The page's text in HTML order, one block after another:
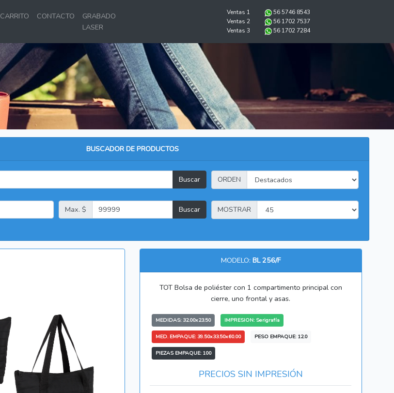
CARRITO CONTACTO
GRABADO
LASER
Ventas 1
56 5746 8543
Ventas 2
56 1702 7537
Ventas 3
56 1702 7284
BUSCADOR DE PRODUCTOS
Buscar ORDEN
Max. $ Buscar MOSTRAR
MODELO: BL 256/F
TOT Bolsa de poliéster con 1 compartimento principal con
cierre, uno frontal y asas.
MEDIDAS: 32.00x23.50 IMPRESION: Serigrafía
MED. EMPAQUE: 39.50x33.50x60.00 PESO EMPAQUE: 12.0
PIEZAS EMPAQUE: 100
PRECIOS SIN IMPRESIÓN